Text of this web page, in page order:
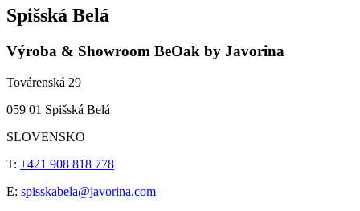
Spišská Belá
Výroba & Showroom BeOak by Javorina
Továrenská 29
059 01 Spišská Belá
SLOVENSKO
T: +421 908 818 778
E: spisskabela@javorina.com